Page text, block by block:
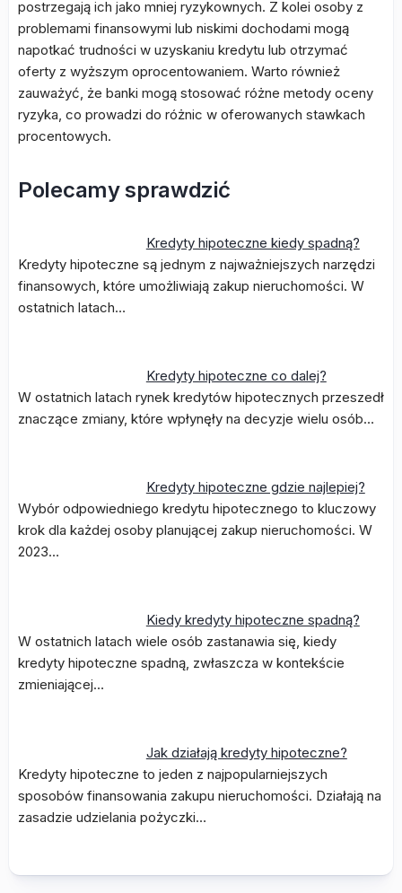
postrzegają ich jako mniej ryzykownych. Z kolei osoby z
problemami finansowymi lub niskimi dochodami mogą
napotkać trudności w uzyskaniu kredytu lub otrzymać
oferty z wyższym oprocentowaniem. Warto również
zauważyć, że banki mogą stosować różne metody oceny
ryzyka, co prowadzi do różnic w oferowanych stawkach
procentowych.
Polecamy sprawdzić
Kredyty hipoteczne kiedy spadną?
Kredyty hipoteczne są jednym z najważniejszych narzędzi
finansowych, które umożliwiają zakup nieruchomości. W
ostatnich latach…
Kredyty hipoteczne co dalej?
W ostatnich latach rynek kredytów hipotecznych przeszedł
znaczące zmiany, które wpłynęły na decyzje wielu osób…
Kredyty hipoteczne gdzie najlepiej?
Wybór odpowiedniego kredytu hipotecznego to kluczowy
krok dla każdej osoby planującej zakup nieruchomości. W
2023…
Kiedy kredyty hipoteczne spadną?
W ostatnich latach wiele osób zastanawia się, kiedy
kredyty hipoteczne spadną, zwłaszcza w kontekście
zmieniającej…
Jak działają kredyty hipoteczne?
Kredyty hipoteczne to jeden z najpopularniejszych
sposobów finansowania zakupu nieruchomości. Działają na
zasadzie udzielania pożyczki…